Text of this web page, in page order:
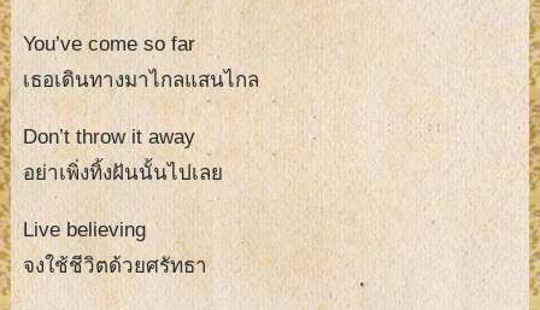
You’ve come so far
เธอเดินทางมาไกลแสนไกล
Don’t throw it away
อย่าเพิ่งทิ้งฝันนั้นไปเลย
Live believing
จงใช้ชีวิตด้วยศรัทธา